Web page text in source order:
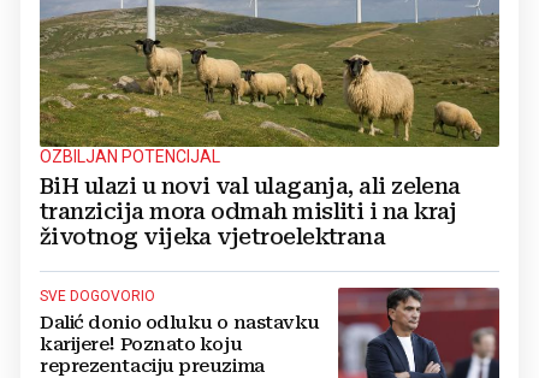
OZBILJAN POTENCIJAL
BiH ulazi u novi val ulaganja, ali zelena
tranzicija mora odmah misliti i na kraj
životnog vijeka vjetroelektrana
SVE DOGOVORIO
Dalić donio odluku o nastavku
karijere! Poznato koju
reprezentaciju preuzima